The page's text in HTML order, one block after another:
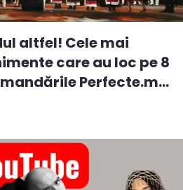
altfel! Cele mai
care au loc pe 8
Perfecte.m...